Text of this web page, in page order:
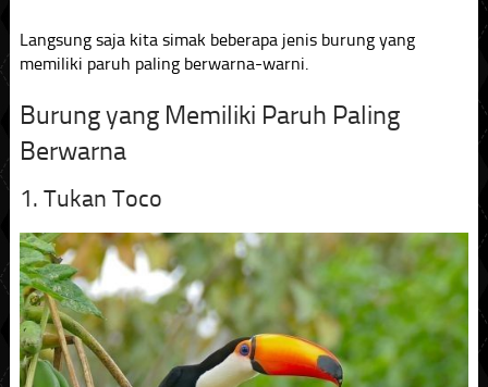
Langsung saja kita simak beberapa jenis burung yang
memiliki paruh paling berwarna-warni.
Burung yang Memiliki Paruh Paling
Berwarna
1. Tukan Toco